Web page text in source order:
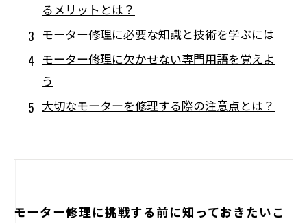
るメリットとは？
モーター修理に必要な知識と技術を学ぶには
モーター修理に欠かせない専門用語を覚えよ
う
大切なモーターを修理する際の注意点とは？
モーター修理に挑戦する前に知っておきたいこ